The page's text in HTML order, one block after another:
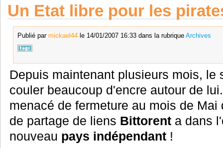
Un Etat libre pour les
Publié par mickael44le 14/01/2007 16:33 dans la rubrique Archives
Depuis maintenant plusieurs mois, le
couler beaucoup d'encre autour de
menacé de fermeture au mois de
de partage de liens Bittorenta dans
nouveau pays indépendant!